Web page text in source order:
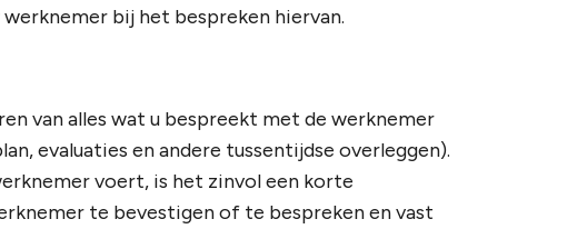
bij het bespreken hiervan.
van alles wat u bespreekt met de werknemer
evaluaties en andere tussentijdse overleggen).
voert, is het zinvol een korte
te bevestigen of te bespreken en vast